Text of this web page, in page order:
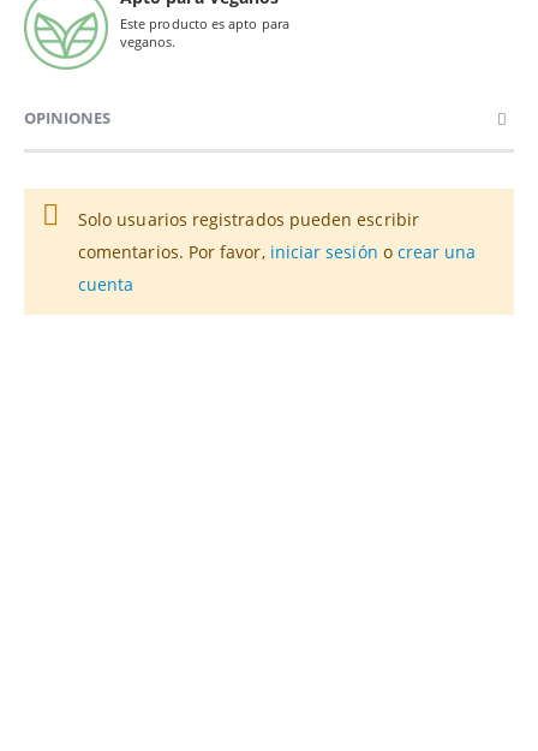
Este producto es apto para
veganos.
OPINIONES
Solo usuarios registrados pueden escribir
comentarios. Por favor, iniciar sesión o crear una
cuenta